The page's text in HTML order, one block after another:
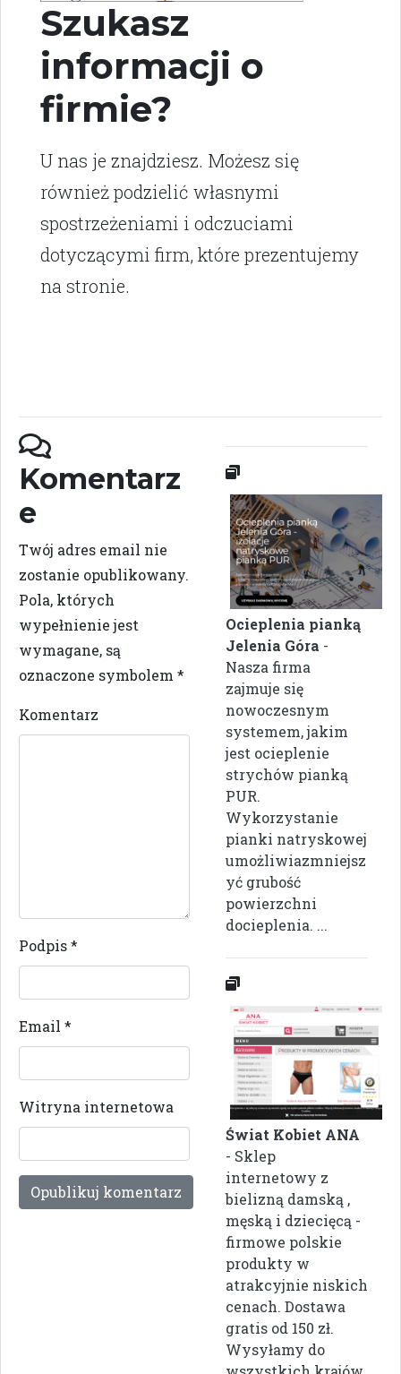
Szukasz
informacji o
firmie?
U nas je znajdziesz. Możesz się
również podzielić własnymi
spostrzeżeniami i odczuciami
dotyczącymi firm, które prezentujemy
na stronie.
Komentarz
e
Twój adres email nie
zostanie opublikowany.
Pola, których
wypełnienie jest
wymagane, są
oznaczone symbolem *
Komentarz
Podpis*
Email *
Witryna internetowa
Ocieplenia pianką
Jelenia Góra -
Nasza firma
zajmuje się
nowoczesnym
systemem, jakim
jest ocieplenie
strychów pianką
PUR.
Wykorzystanie
pianki natryskowej
umożliwiazmniejsz
yć grubość
powierzchni
docieplenia. ...
Świat Kobiet ANA
- Sklep
internetowy z
bielizną damską ,
męską i dziecięcą -
firmowe polskie
produkty w
atrakcyjnie niskich
cenach. Dostawa
gratis od 150 zł.
Wysyłamy do